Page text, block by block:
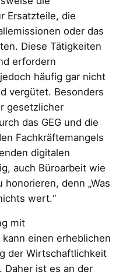
Ersatzteile, die
oder das
Diese Tätigkeiten
erfordern
häufig gar nicht
vergütet. Besonders
gesetzlicher
das GEG und die
Fachkräftemangels
digitalen
auch Büroarbeit wie
denn „Was
wert.“
mit
einen erheblichen
der Wirtschaftlichkeit
Daher ist es an der